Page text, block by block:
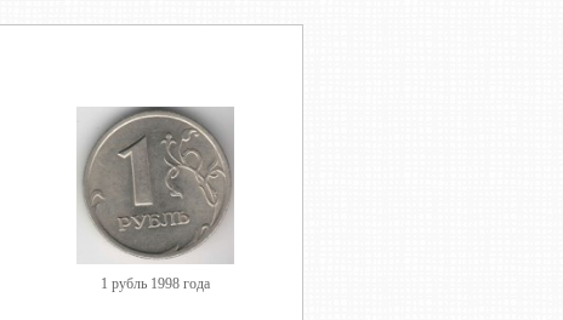
1 рубль 1998 года